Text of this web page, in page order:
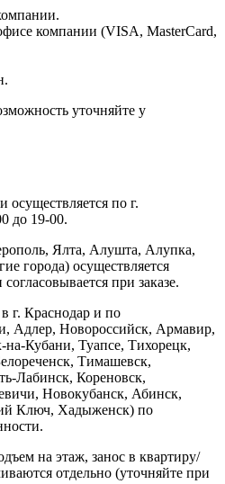
компании (VISA, MasterCard,
уточняйте у
по г.
до 19-00.
Ялта, Алушта, Алупка,
города) осуществляется
при заказе.
г. Краснодар и по
Адлер, Новороссийск, Армавир,
Кубани, Туапсе, Тихорецк,
Тимашевск,
Лабинск, Кореновск,
Новокубанск, Абинск,
Ключ, Хадыженск) по
на этаж, занос в квартиру/
отдельно (уточняйте при